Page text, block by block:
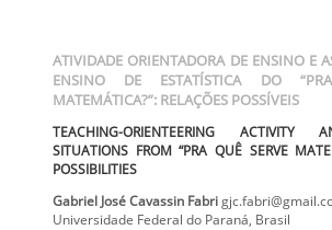
Gabriel José Cavassin Fabri; Maria
ATIVIDADE ORIENTADORA DE ENSINO E AS
ESTATÍSTICA DO “PRA QUÊ SERVE
POSSÍVEIS
TEACHING-ORIENTEERING ACTIVITY AND
FROM “PRA QUÊ SERVE MATEMÁTICA?”:
REAMEC – Rede Amazônica de Educação em
vol. 7, núm. 2, 2019
Universidade Federal de Mato
ATIVIDADE ORIENTADORA DE ENSINO E
ENSINO DE ESTATÍSTICA DO
MATEMÁTICA?”: RELAÇÕES POSSÍVEIS
TEACHING-ORIENTEERING ACTIVITY
SITUATIONS FROM “PRA QUÊ SERVE
POSSIBILITIES
Gabriel JoséCavassin Fabri
Universidade Federal do Paraná, Brasil